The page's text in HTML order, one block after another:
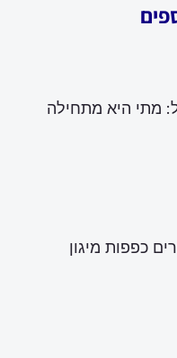
מתי היא מתחילה
כפפות מיגון